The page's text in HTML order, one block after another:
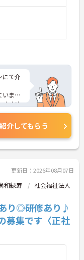
にて介
ます
すすめ
さら
談くだ
紹介してもらう
更新日：2026年08月07日
和緑寿
社会福祉法人
り◎研修あり♪
募集です〈正社